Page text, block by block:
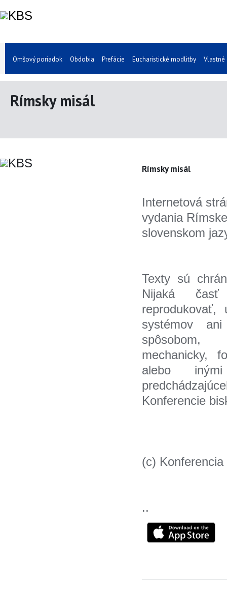
Omšový poriadok Obdobia Prefácie Eucharistické modlitby Vlastné
Rímsky misál
Rímsky misál
Internetová
vydania
slovenskom
Texty sú
Nijaká
reprodukovať,
systémov
mechanicky,
alebo
Konferencie
(c)
..